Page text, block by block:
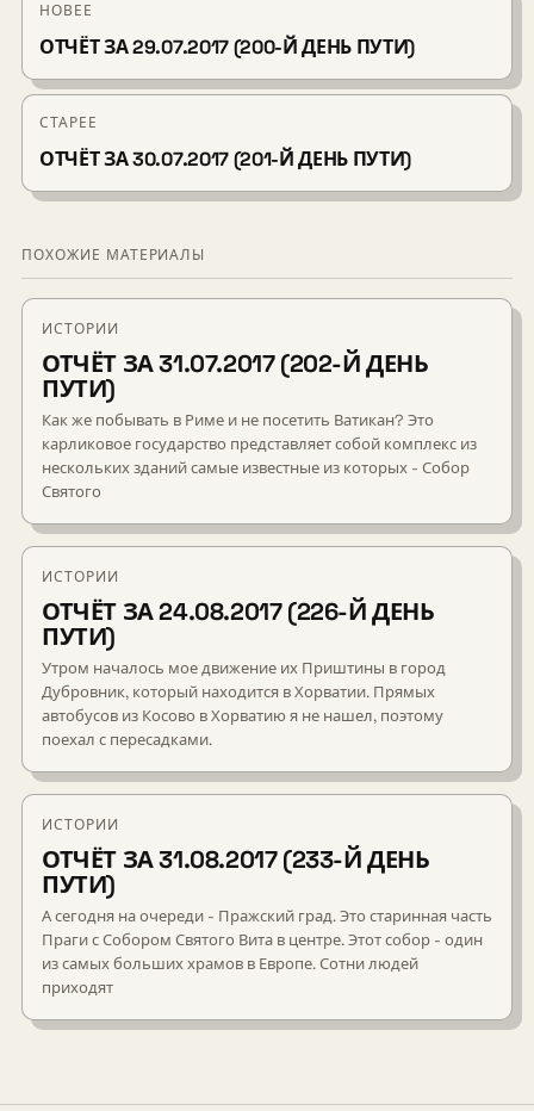
НОВЕЕ
ОТЧЁТ ЗА 29.07.2017 (200-Й ДЕНЬ ПУТИ)
СТАРЕЕ
ОТЧЁТ ЗА 30.07.2017 (201-Й ДЕНЬ ПУТИ)
ПОХОЖИЕ МАТЕРИАЛЫ
ИСТОРИИ
ОТЧЁТ ЗА 31.07.2017 (202-Й ДЕНЬ
ПУТИ)
Как же побывать в Риме и не посетить Ватикан? Это
карликовое государство представляет собой комплекс из
нескольких зданий самые известные из которых - Собор
Святого
ИСТОРИИ
ОТЧЁТ ЗА 24.08.2017 (226-Й ДЕНЬ
ПУТИ)
Утром началось мое движение их Приштины в город
Дубровник, который находится в Хорватии. Прямых
автобусов из Косово в Хорватию я не нашел, поэтому
поехал с пересадками.
ИСТОРИИ
ОТЧЁТ ЗА 31.08.2017 (233-Й ДЕНЬ
ПУТИ)
А сегодня на очереди - Пражский град. Это старинная часть
Праги с Собором Святого Вита в центре. Этот собор - один
из самых больших храмов в Европе. Сотни людей
приходят